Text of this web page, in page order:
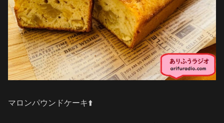
マロンパウンドケーキ⬆️